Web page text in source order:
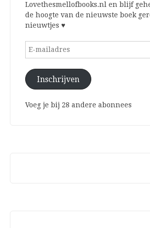
Lovethesmellofbooks.nl en blijf
de hoogte van de nieuwste boek
nieuwtjes ♥
E-
Inschrijven
Voeg je bij 28 andere abonnees